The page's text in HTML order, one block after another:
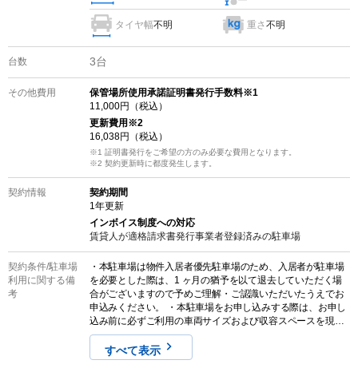
タイヤ幅不明 重さ不明
台数 3台
その他費用
保管場所使用承諾証明書発行手数料※1
11,000円（税込）
更新費用※2
16,038円（税込）
※1 証明書発行をご希望の方のみ必要な費用となります。
※2 契約更新時に都度発生します。
契約情報
契約期間
1 年更新
インボイス制度への対応
賃貸人が適格請求書発行事業者登録済みの駐車場
契約条件/駐車場
利用に関する備
考
・本駐車場は物件入居者優先駐車場のため、入居者が駐車場
を必要とした際は、1 ヶ月の猶予を以て退去していただく場
合がございますので予めご理解・ご認識いただいたうえでお
申込みください。 ・本駐車場をお申し込みする際は、お申し
込み前に必ずご利用の車両サイズおよび収容スペースを現地
でご確認ください。また、募集情報と実際の現地の状況が異
なる場合がございます。その場合は、現況を優先させていた
だきますので気になる方はお申し込みをご遠慮ください。な
すべて表示